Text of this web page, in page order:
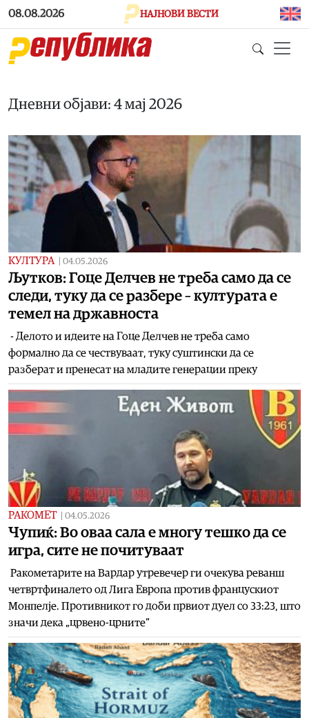
Skip to main content
08.08.2026 НАЈНОВИ ВЕСТИ
Дневни објави: 4 мај 2026
КУЛТУРА 04.05.2026
Љутков: Гоце Делчев не треба само да се
следи, туку да се разбере – културата е
темел на државноста
- Делото и идеите на Гоце Делчев не треба само
формално да се чествуваат, туку суштински да се
разберат и пренесат на младите генерации преку
РАКОМЕТ 04.05.2026
Чупиќ: Во оваа сала е многу тешко да се
игра, сите не почитуваат
Ракометарите на Вардар утревечер ги очекува реванш
четвртфиналето од Лига Европа против францускиот
Монпелје. Противникот го доби првиот дуел со 33:23, што
значи дека „црвено-црните“